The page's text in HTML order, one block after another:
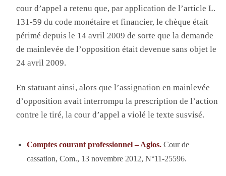
cour d’appel a retenu que, par application de l’article L.
131-59 du code monétaire et financier, le chèque était
périmé depuis le 14 avril 2009 de sorte que la demande
de mainlevée de l’opposition était devenue sans objet le
24 avril 2009.
En statuant ainsi, alors que l’assignation en mainlevée
d’opposition avait interrompu la prescription de l’action
contre le tiré, la cour d’appel a violé le texte susvisé.
Comptes courant professionnel – Agios. Cour de
cassation, Com., 13 novembre 2012, N°11-25596.